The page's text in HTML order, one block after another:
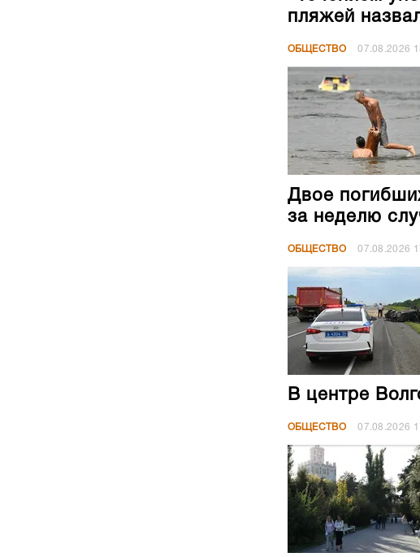
пляжей
ОБЩЕСТВО 07.08.2026
Двое
за неделю
ОБЩЕСТВО 07.08.2026
В центре
ОБЩЕСТВО 07.08.2026